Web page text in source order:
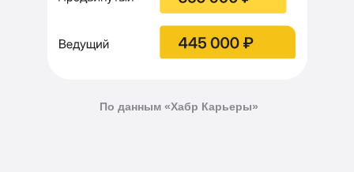
По данным «Хабр Карьеры»